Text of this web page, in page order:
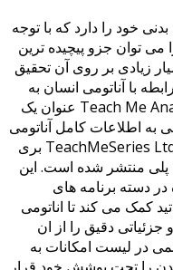
خود را دارد که با توجه
می توان جزو پیچیده ترین
زیادی بر روی آن تحقیق
با آناتومی انسان به
ثبت رسانده اند. Teach Me Anatomy pro Unlocked عنوان یک
به اطلاعات کامل آناتومی
بدن انسان می باشد که توسط شرکت TeachMeSeries Ltd بری
پلی منتشر شده است. این
در دسته برنامه های
کمک می کند تا اناتومی
دقیق را از ان
مقاله جامع علمی در لیست امکانات به